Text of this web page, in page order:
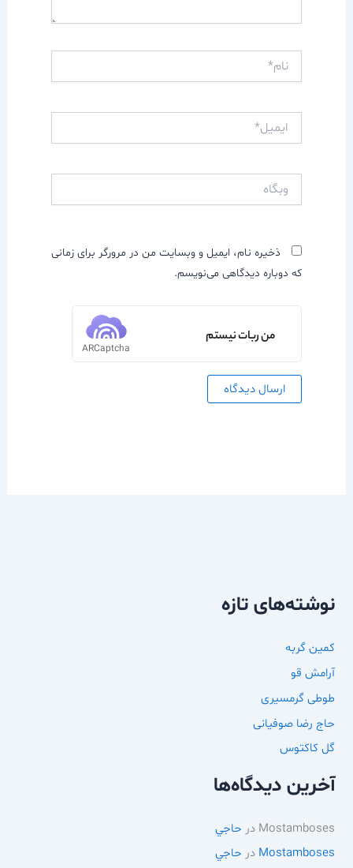
ذخیره نام، ایمیل و وبسایت من در مرورگر برای زمانی
که دوباره دیدگاهی می‌نویسم.
من ربات نیستم
ARCaptcha
نوشته‌های تازه
کمین گربه
آرامش قو
طوطی گرمسیری
حاج رضا صوفیانی
گل کاکتوس
آخرین دیدگاه‌ها
Mostamboses در حاجي
Mostamboses در حاجي